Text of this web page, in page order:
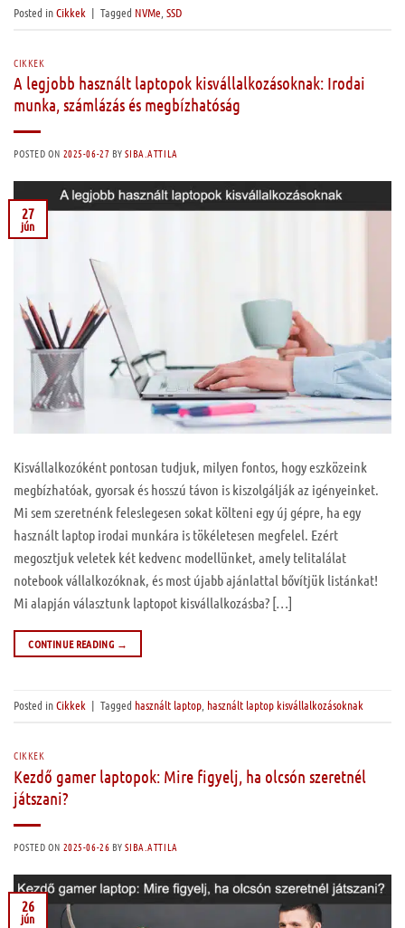
Posted inCikkek | Tagged NVMe SSD
CIKKEK
A legjobb használt laptopok kisvállalkozásoknak: Irodai
munka, számlázás és megbízhatóság
POSTED ON 2025-06-27 BYSIBA.ATTILA
27
jún
Kisvállalkozóként pontosan tudjuk, milyen fontos, hogy eszközeink
megbízhatóak, gyorsak és hosszú távon is kiszolgálják az igényeinket.
Mi sem szeretnénk feleslegesen sokat költeni egy új gépre, ha egy
használt laptop irodai munkára is tökéletesen megfelel. Ezért
megosztjuk veletek két kedvenc modellünket, amely telitalálat
notebook vállalkozóknak, és most újabb ajánlattal bővítjük listánkat!
Mi alapján választunk laptopot kisvállalkozásba? […]
CONTINUE READING →
Posted inCikkek | Tagged használt laptop használt laptop kisvállalkozásoknak
CIKKEK
Kezdő gamer laptopok: Mire figyelj, ha olcsón szeretnél
játszani?
POSTED ON 2025-06-26 BYSIBA.ATTILA
26
jún